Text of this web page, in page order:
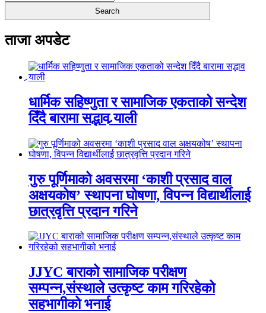
ताजा अपडेट
धार्मिक सहिष्णुता र सामाजिक एकताको सन्देश
दिँदै बारामा सद्भाव र्‍याली
गुरु पूर्णिमाको अवसरमा ‘काशी प्रसाद वाल
अक्षयकोष’ स्थापना घोषणा, विपन्न विद्यार्थीलाई
छात्रवृत्ति प्रदान गरिने
JJYC बाराको सामाजिक परीक्षण
सम्पन्न,संस्थाले उत्कृष्ट काम गरिरहेको
सहभागीको भनाई